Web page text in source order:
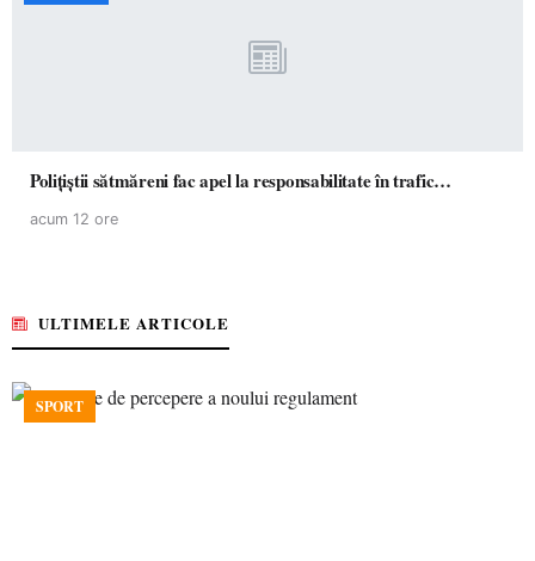
Polițiștii sătmăreni fac apel la responsabilitate în trafic…
acum 12 ore
ULTIMELE ARTICOLE
SPORT